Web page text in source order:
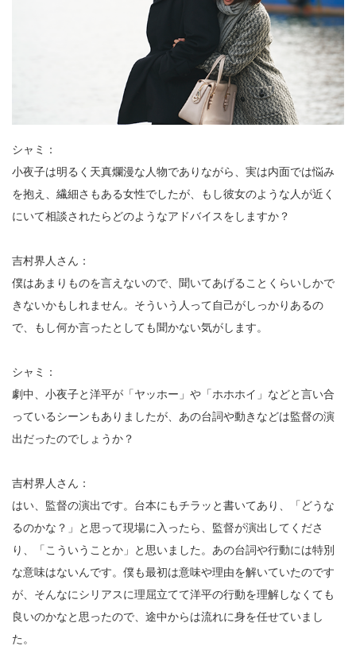
シャミ：
小夜子は明るく天真爛漫な人物でありながら、実は内面では悩み
を抱え、繊細さもある女性でしたが、もし彼女のような人が近く
にいて相談されたらどのようなアドバイスをしますか？
吉村界人さん：
僕はあまりものを言えないので、聞いてあげることくらいしかで
きないかもしれません。そういう人って自己がしっかりあるの
で、もし何か言ったとしても聞かない気がします。
シャミ：
劇中、小夜子と洋平が「ヤッホー」や「ホホホイ」などと言い合
っているシーンもありましたが、あの台詞や動きなどは監督の演
出だったのでしょうか？
吉村界人さん：
はい、監督の演出です。台本にもチラッと書いてあり、「どうな
るのかな？」と思って現場に入ったら、監督が演出してくださ
り、「こういうことか」と思いました。あの台詞や行動には特別
な意味はないんです。僕も最初は意味や理由を解いていたのです
が、そんなにシリアスに理屈立てて洋平の行動を理解しなくても
良いのかなと思ったので、途中からは流れに身を任せていまし
た。